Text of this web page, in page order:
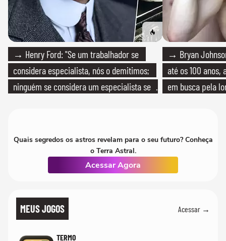
→ Henry Ford: "Se um trabalhador se
considera especialista, nós o demitimos;
ninguém se considera um especialista se
→ Bryan
até os 100
em busca pela
Quais segredos os astros revelam para o seu futuro? Conheça
o Terra Astral.
Acessar Agora
MEUS JOGOS Acessar →
TERMO